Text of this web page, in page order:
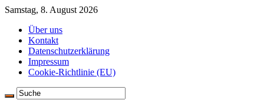
Samstag, 8. August 2026
Über uns
Kontakt
Datenschutzerklärung
Impressum
Cookie-Richtlinie (EU)